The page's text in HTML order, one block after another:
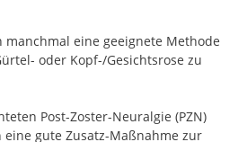
manchmal eine geeignete Methode
oder Kopf-/Gesichtsrose zu
Post-Zoster-Neuralgie (PZN)
eine gute Zusatz-Maßnahme zur